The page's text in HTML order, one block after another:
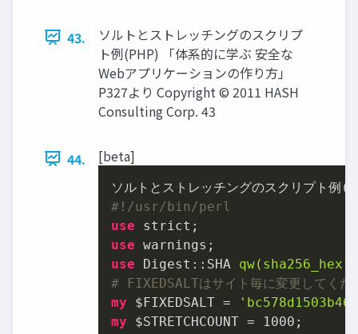
43.
ソルトとストレッチングのスクリプ
ト例(PHP) 「体系的に学ぶ 安全な
Webアプリケーションの作り方」
P327より Copyright © 2011 HASH
Consulting Corp. 43
44. [beta]
#!/usr/bin/perl
use
use
use Digest::SHA qw(sha256_hex)
# FIXEDSALTはサイト毎に変更してくだ
my $FIXEDSALT =
my $STRETCHCOUNT = 1000 ;